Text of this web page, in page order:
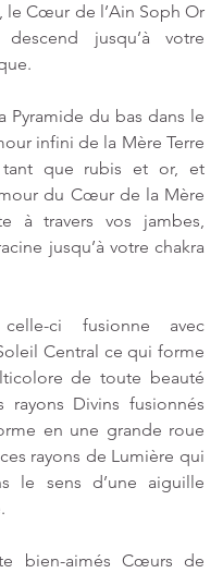
le Cœur de l’Ain Soph Or
jusqu’à votre
Pyramide du bas dans le
infini de la Mère Terre
que rubis et or, et
du Cœur de la Mère
à travers vos jambes,
jusqu’à votre chakra
ci fusionne avec
Central ce qui forme
de toute beauté
rayons Divins fusionnés
en une grande roue
rayons de Lumière qui
le sens d’une aiguille
bien-aimés Cœurs de